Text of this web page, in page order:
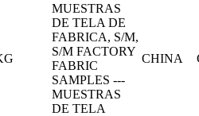
MUESTRAS
DE TELA DE
FABRICA, S/M,
S/M FACTORY
FABRIC
SAMPLES ---
MUESTRAS
DE TELA
CHINA